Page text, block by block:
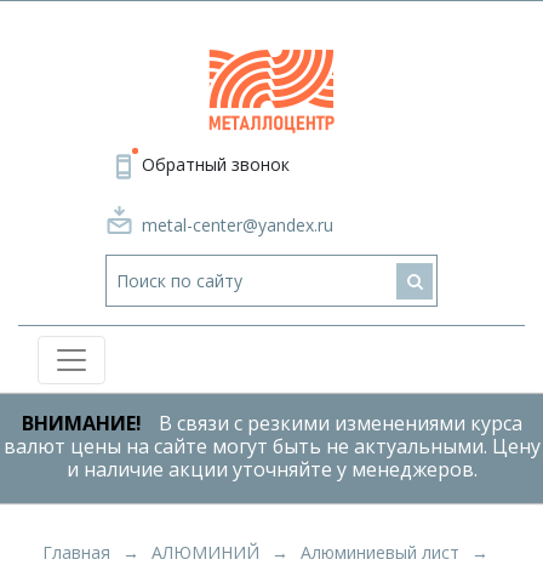
Обратный звонок
metal-center@yandex.ru
ВНИМАНИЕ!
В связи с резкими изменениями курса
валют цены на сайте могут быть не актуальными. Цену
и наличие акции уточняйте у менеджеров.
Главная АЛЮМИНИЙ
Алюминиевый лист